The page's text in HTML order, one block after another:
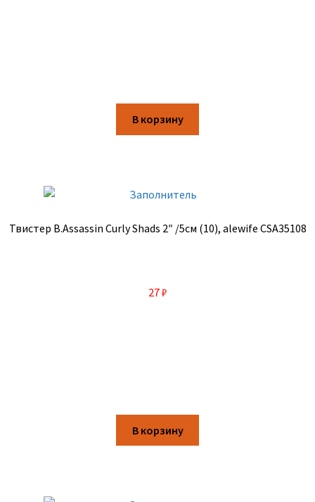
В корзину
Твистер B.Assassin Curly Shads 2″ /5см (10), alewife CSA35108
27₽
В корзину